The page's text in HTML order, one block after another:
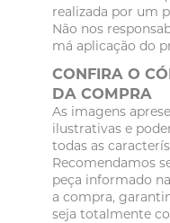
realizada por um
Não nos
má aplicação do
CONFIRA O
DA COMPRA
As imagens
ilustrativas e
todas as
Recomendamos
peça informado
a compra,
seja totalmente